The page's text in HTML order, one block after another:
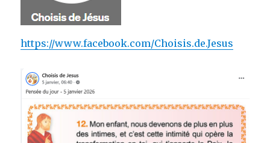
https://www.facebook.com/Choisis.de.Jesus